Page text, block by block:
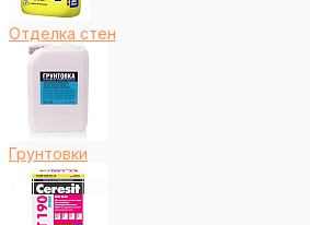
Отделка стен
Грунтовки